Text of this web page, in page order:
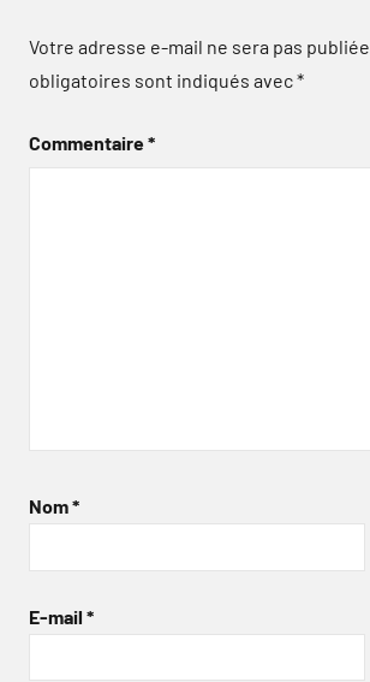
Votre adresse e-mail ne sera pas publiée.
obligatoires sont indiqués avec*
Commentaire*
Nom*
E-mail *